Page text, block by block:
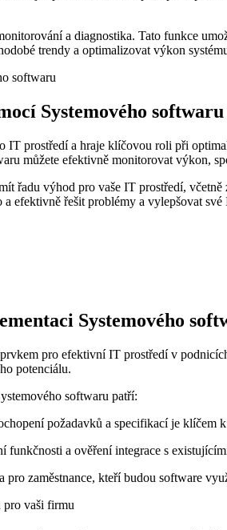
a diagnostika. Tato funkce
trendy a optimalizovat výkon
Systemového softwaru
IT prostředí a hraje klíčovou roli při
můžete efektivně monitorovat výkon,
řadu výhod pro vaše IT prostředí,
efektivně řešit problémy a vylepšovat své
Systemového
pro efektivní IT prostředí v
potenciálu.
softwaru patří:
požadavků a specifikací je klíčem
funkčnosti a ověření integrace s
pro zaměstnance, kteří budou software